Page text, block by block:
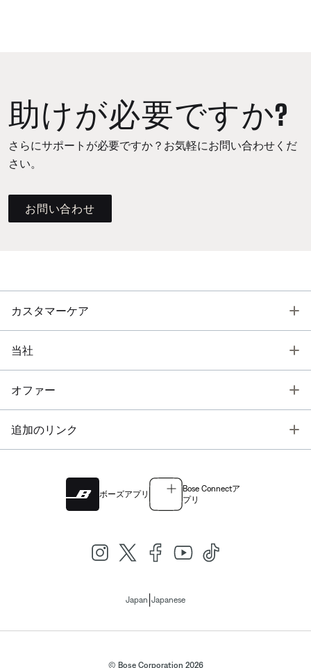
助けが必要ですか?
さらにサポートが必要ですか？お気軽にお問い合わせくだ
さい。
お問い合わせ
カスタマーケア
当社
オファー
追加のリンク
ボーズアプリ
Bose Connectア
プリ
Japan Japanese
© Bose Corporation 2026